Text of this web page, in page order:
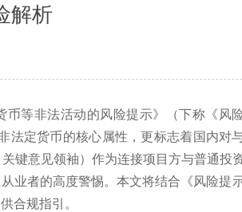
解析
币等非法活动的风险提示》（下称《风
法定货币的核心属性，更标志着国内对
键意见领袖）作为连接项目方与普通投
业者的高度警惕。本文将结合《风险提示
合规指引。